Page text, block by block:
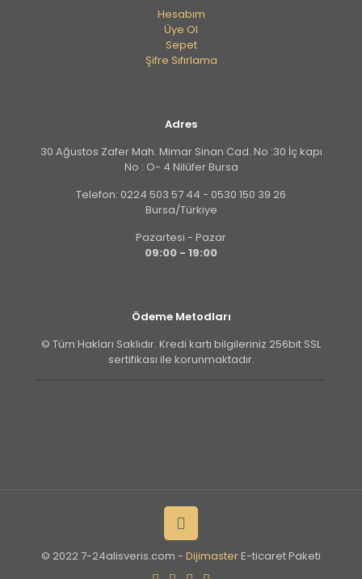
Hesabım
Üye Ol
Sepet
Şifre Sıfırlama
Adres
30 Ağustos Zafer Mah. Mimar Sinan Cad. No :30 İç kapı
No : O- 4 Nilüfer Bursa
Telefon: 0224 503 57 44 - 0530 150 39 26
Bursa/Türkiye
Pazartesi - Pazar
09:00 - 19:00
Ödeme Metodları
© Tüm Hakları Saklıdır. Kredi kartı bilgileriniz 256bit SSL
sertifikası ile korunmaktadır.
© 2022 7-24alisveris.com - Dijimaster E-ticaret Paketi